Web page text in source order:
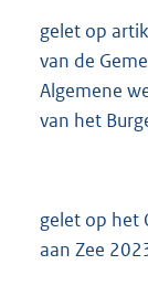
gelet op
van de
Algemene
van het
gelet op het
aan Zee